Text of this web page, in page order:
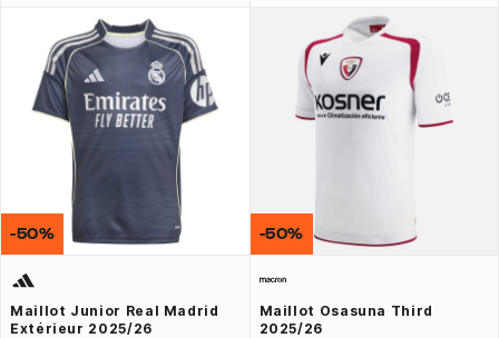
Maillot Junior Real Madrid
Extérieur 2025/26
-50%
Maillot Osasuna Third
2025/26
-50%